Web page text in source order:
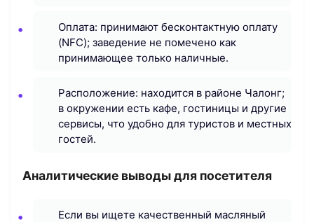
Оплата: принимают бесконтактную оплату
(NFC); заведение не помечено как
принимающее только наличные.
Расположение: находится в районе Чалонг;
в окружении есть кафе, гостиницы и другие
сервисы, что удобно для туристов и местных
гостей.
Аналитические выводы для посетителя
Если вы ищете качественный масляный